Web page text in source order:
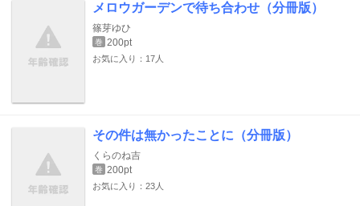
メロウガーデンで待ち合わせ（分冊版）
篠芽ゆひ
巻 200pt
お気に入り：17人
その件は無かったことに（分冊版）
くらのね吉
巻 200pt
お気に入り：23人